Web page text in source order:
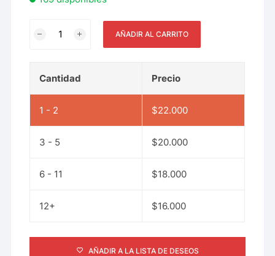
AÑADIR AL CARRITO
Cantidad Precio
1 - 2 $22.000
3 - 5 $20.000
6 - 11 $18.000
12+ $16.000
AÑADIR A LA LISTA DE DESEOS